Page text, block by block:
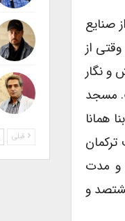
صنایع
از
و نگار
مسجد
همانا
ترکمان
و مدت
و
قبلی